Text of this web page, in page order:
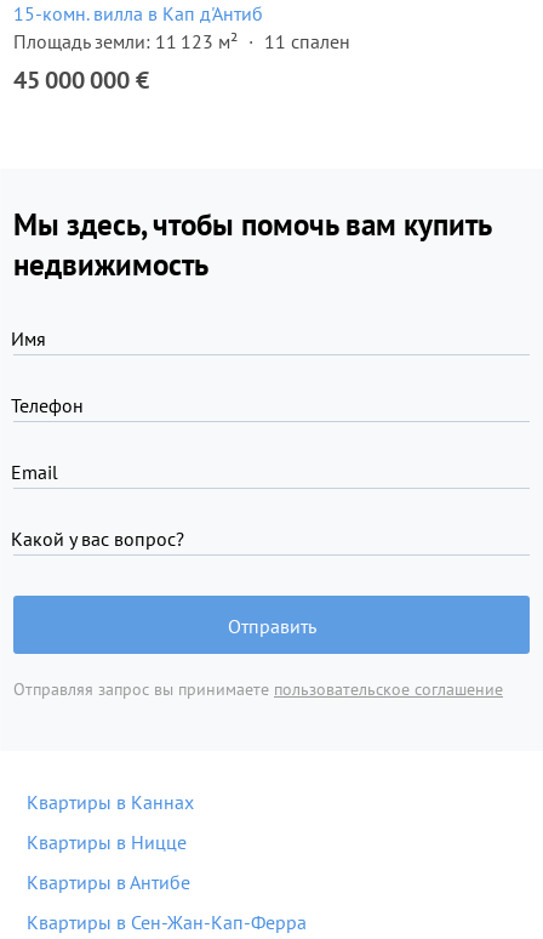
15-комн. вилла в Кап д'Антиб
Площадь земли: 11 123 м²
11 спален
45 000 000 €
Мы здесь, чтобы помочь вам купить
недвижимость
Имя
Телефон
Email
Какой у вас вопрос?
Отправить
Отправляя запрос вы принимаете пользовательское соглашение
Квартиры в Каннах
Квартиры в Ницце
Квартиры в Антибе
Квартиры в Сен-Жан-Кап-Ферра